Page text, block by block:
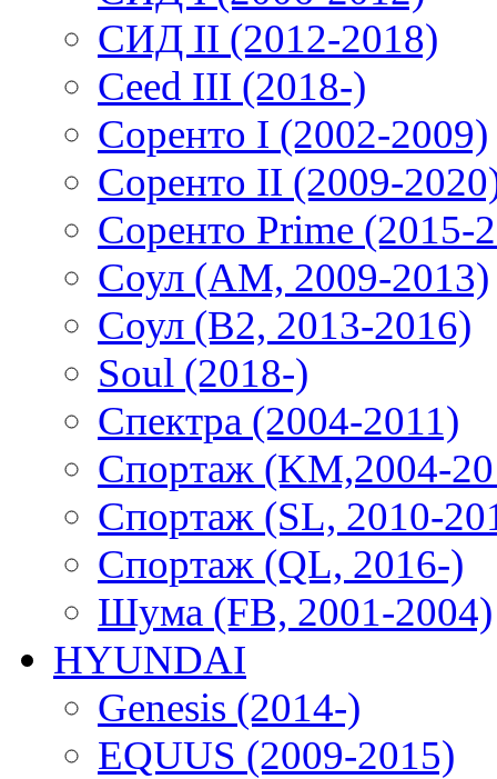
СИД II (2012-2018)
Ceed III (2018-)
Соренто I (2002-2009)
Соренто II (2009-
Соренто Prime (2015-
Соул (AM, 2009-2013)
Соул (B2, 2013-2016)
Soul (2018-)
Спектра (2004-2011)
Спортаж (KM,2004-
Спортаж (SL, 2010-
Спортаж (QL, 2016-)
Шума (FB, 2001-2004)
HYUNDAI
Genesis (2014-)
EQUUS (2009-2015)